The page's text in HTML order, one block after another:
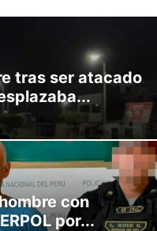
REGIONALES SALUD
tras ser atacado
con
por...